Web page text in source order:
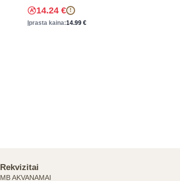
14.24 € !
Įprasta kaina:14.99 €
Rekvizitai
MB AKVANAMAI